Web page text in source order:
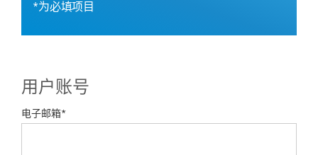
*为必填项目
用户账号
电子邮箱*